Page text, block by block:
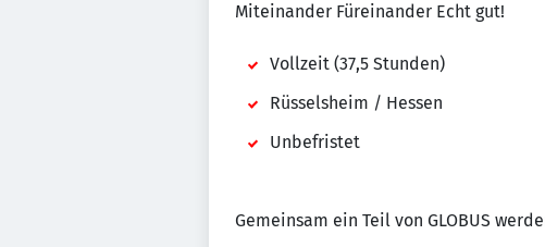
Miteinander Füreinander Echt gut!
Vollzeit (37,5 Stunden)
Rüsselsheim / Hessen
Unbefristet
Gemeinsam ein Teil von GLOBUS